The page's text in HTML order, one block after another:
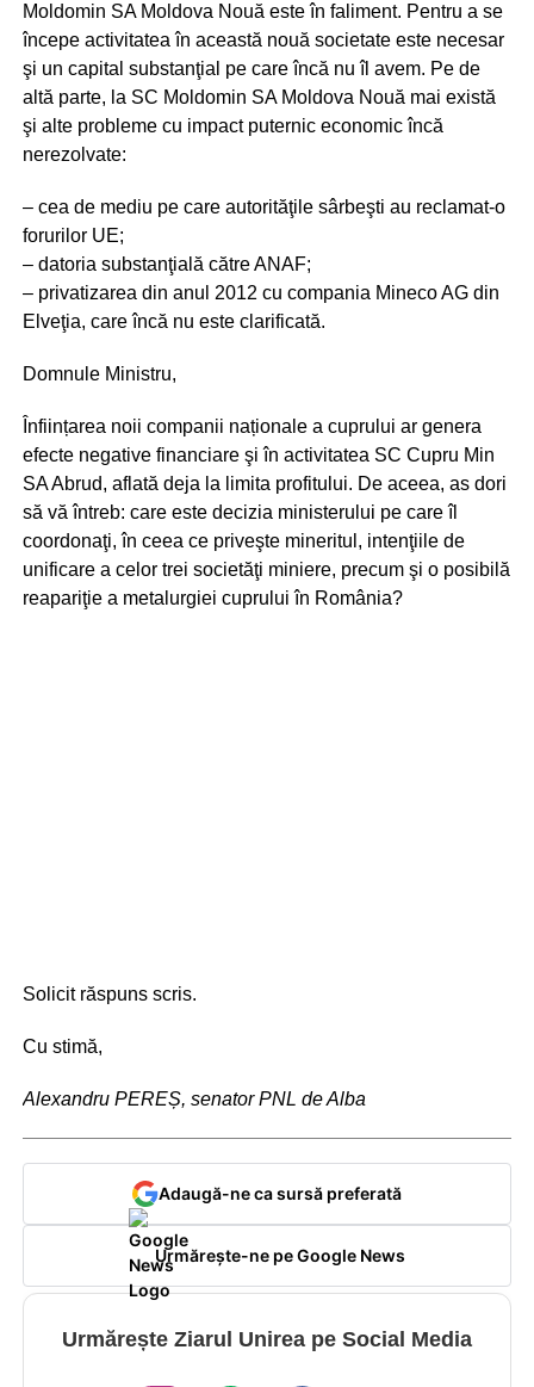
Moldomin SA Moldova Nouă este în faliment. Pentru a se
începe activitatea în această nouă societate este necesar
şi un capital substanţial pe care încă nu îl avem. Pe de
altă parte, la SC Moldomin SA Moldova Nouă mai există
şi alte probleme cu impact puternic economic încă
nerezolvate:
– cea de mediu pe care autorităţile sârbeşti au reclamat-o
forurilor UE;
– datoria substanţială către ANAF;
– privatizarea din anul 2012 cu compania Mineco AG din
Elveţia, care încă nu este clarificată.
Domnule Ministru,
Înființarea noii companii naționale a cuprului ar genera
efecte negative financiare şi în activitatea SC Cupru Min
SA Abrud, aflată deja la limita profitului. De aceea, as dori
să vă întreb: care este decizia ministerului pe care îl
coordonaţi, în ceea ce priveşte mineritul, intenţiile de
unificare a celor trei societăţi miniere, precum şi o posibilă
reapariţie a metalurgiei cuprului în România?
Solicit răspuns scris.
Cu stimă,
Alexandru PEREȘ, senator PNL de Alba
Adaugă-ne ca sursă preferată
Urmărește-ne pe Google News
Urmărește Ziarul Unirea pe Social Media